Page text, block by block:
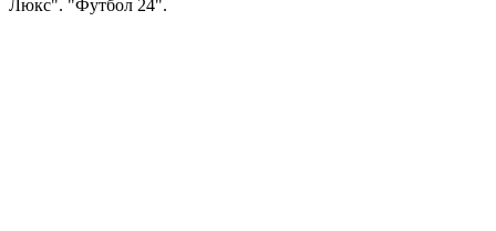
Люкс". "Футбол 24".